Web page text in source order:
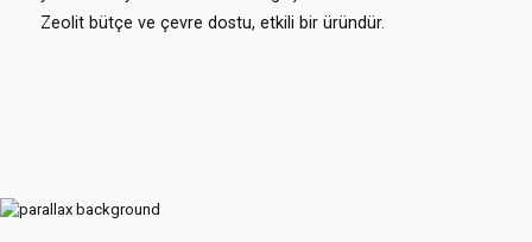
Zeolit bütçe ve çevre dostu, etkili bir üründür.